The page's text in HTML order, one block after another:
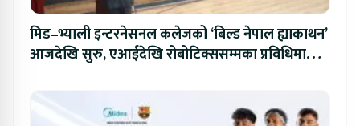
मिड–भ्याली इन्टरनेसनल कलेजको ‘बिल्ड नेपाल ह्याकाथन’
आजदेखि सुरु, एआईदेखि रोबोटिक्ससम्मका प्रविधिमा